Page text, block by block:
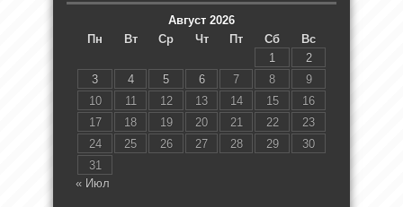
Август 2026
Пн
Вт Ср Чт Пт Сб
Вс
1
2
3
4 5 6 7 8
9
10
11 12 13 14 15
16
17
18 19 20 21 22
23
24
25 26 27 28 29
30
31
« Июл